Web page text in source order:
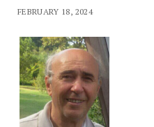
FEBRUARY 18, 2024